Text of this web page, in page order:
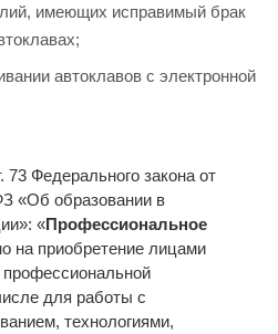
имеющих исправимый брак
автоклавов с электронной
73 Федерального закона от
«Об образовании в
«Профессиональное
на приобретение лицами
профессиональной
для работы с
технологиями,